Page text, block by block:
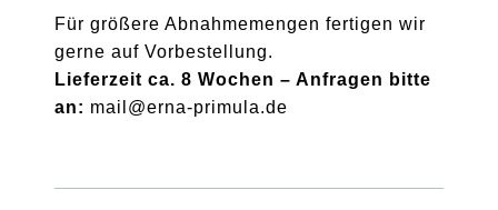
Für größere Abnahmemengen fertigen wir
gerne auf Vorbestellung.
Lieferzeit ca. 8 Wochen – Anfragen bitte
an: mail@erna-primula.de